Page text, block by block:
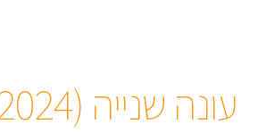
עונה שנייה (2023-2024)